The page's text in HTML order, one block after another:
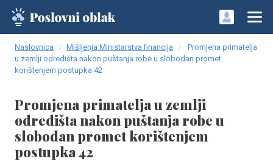
Naslovnica Mišljenja Ministarstva financija
Promjena primatelja
u zemlji odredišta nakon puštanja robe u slobodan promet
korištenjem postupka 42
Promjena primatelja u zemlji
odredišta nakon puštanja robe u
slobodan promet korištenjem
postupka 42